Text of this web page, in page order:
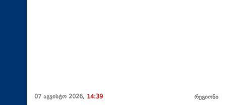
07 აგვისტო 2026, 14:39 რეგიონი